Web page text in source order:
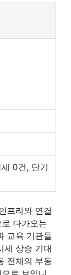
0건, 단기
프라와 연결
다가오는
교육 기관들
세 상승 기대
전체의 부동